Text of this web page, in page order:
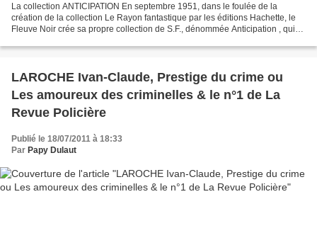
La collection ANTICIPATION En septembre 1951, dans le foulée de la
création de la collection Le Rayon fantastique par les éditions Hachette, le
Fleuve Noir crée sa propre collection de S.F., dénommée Anticipation , qui
LAROCHE Ivan-Claude, Prestige du crime ou
Les amoureux des criminelles & le n°1 de La
Revue Policière
Publié le 18/07/2011 à 18:33
Par Papy Dulaut